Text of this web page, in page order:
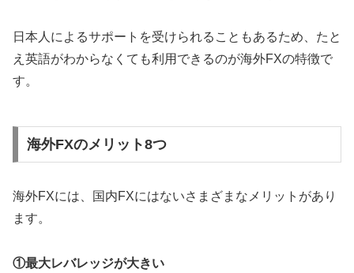
日本人によるサポートを受けられることもあるため、たと
え英語がわからなくても利用できるのが海外FXの特徴で
す。
海外FXのメリット8つ
海外FXには、国内FXにはないさまざまなメリットがあり
ます。
①最大レバレッジが大きい